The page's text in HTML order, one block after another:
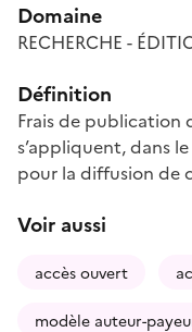
Domaine
RECHERCHE -
Définition
Frais de publication
s’appliquent, dans
pour la diffusion de
Voir aussi
accès ouvert
modèle auteur-